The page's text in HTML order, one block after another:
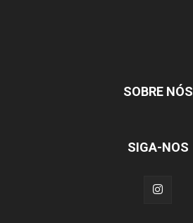
SOBRE NÓS
SIGA-NOS